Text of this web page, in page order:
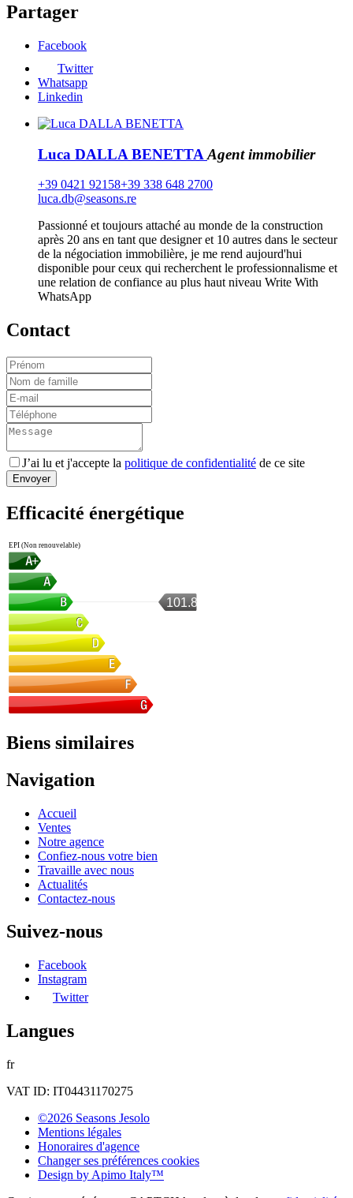
Partager
Facebook
Twitter
Whatsapp
Linkedin
Luca DALLA BENETTA Agent immobilier
+39 0421 92158+39 338 648 2700
luca.db@seasons.re
Passionné et toujours attaché au monde de la construction
après 20 ans en tant que designer et 10 autres dans le secteur
de la négociation immobilière, je me rend aujourd'hui
disponible pour ceux qui recherchent le professionnalisme et
une relation de confiance au plus haut niveau Write With
WhatsApp
Contact
J’ai lu et j'accepte la politique de confidentialité de ce site
Envoyer
Efficacité énergétique
EPI (Non renouvelable)
101.8
Biens similaires
Navigation
Accueil
Ventes
Notre agence
Confiez-nous votre bien
Travaille avec nous
Actualités
Contactez-nous
Suivez-nous
Facebook
Instagram
Twitter
Langues
fr
VAT ID: IT04431170275
©2026 Seasons Jesolo
Mentions légales
Honoraires d'agence
Changer ses préférences cookies
Design by Apimo Italy™